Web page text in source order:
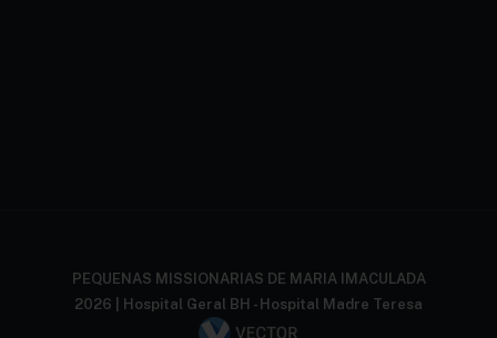
PEQUENAS MISSIONARIAS DE MARIA IMACULADA
2026 | Hospital Geral BH - Hospital Madre Teresa